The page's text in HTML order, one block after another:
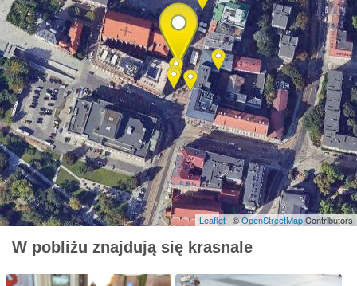
Leaflet| ©OpenStreetMapContributors
W pobliżu znajdują się krasnale